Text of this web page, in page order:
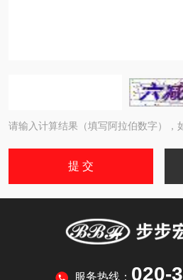
请输入计算结果（填写阿拉伯数字），
服务热线： 020-